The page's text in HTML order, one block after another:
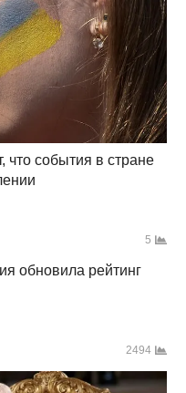
что события в стране
5
обновила рейтинг
2494